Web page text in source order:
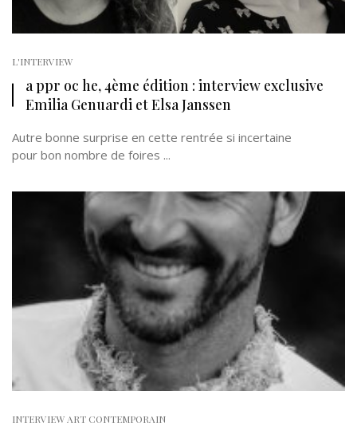
L'INTERVIEW
a ppr oc he, 4ème édition : interview exclusive
Emilia Genuardi et Elsa Janssen
Autre bonne surprise en cette rentrée si incertaine
pour bon nombre de foires ...
INTERVIEW ART CONTEMPORAIN